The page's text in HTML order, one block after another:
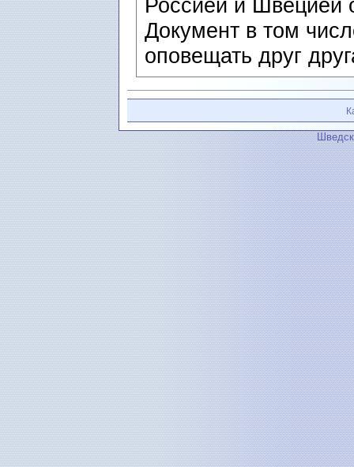
Россией и Швецией
Документ в том
оповещать друг